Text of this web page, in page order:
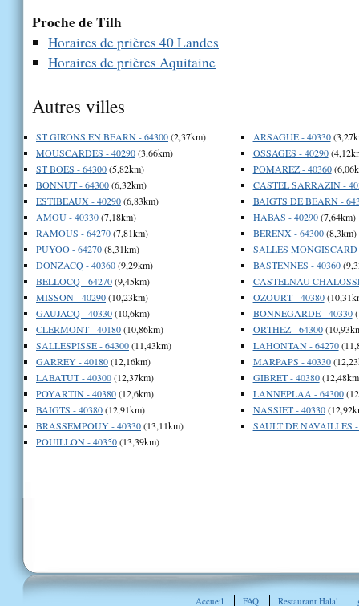
Proche de Tilh
Horaires de prières 40 Landes
Horaires de prières Aquitaine
Autres villes
ST GIRONS EN BEARN - 64300(2,37km)
MOUSCARDES - 40290(3,66km)
ST BOES - 64300(5,82km)
BONNUT - 64300(6,32km)
ESTIBEAUX - 40290(6,83km)
AMOU - 40330(7,18km)
RAMOUS - 64270(7,81km)
PUYOO - 64270(8,31km)
DONZACQ - 40360(9,29km)
BELLOCQ - 64270(9,45km)
MISSON - 40290(10,23km)
GAUJACQ - 40330(10,6km)
CLERMONT - 40180(10,86km)
SALLESPISSE - 64300(11,43km)
GARREY - 40180(12,16km)
LABATUT - 40300(12,37km)
POYARTIN - 40380(12,6km)
BAIGTS - 40380(12,91km)
BRASSEMPOUY - 40330(13,11km)
POUILLON - 40350(13,39km)
ARSAGUE - 40330
OSSAGES - 40290
POMAREZ - 40360
CASTEL SARRAZIN -
BAIGTS DE BEARN -
HABAS - 40290(7,64km)
BERENX - 64300(8,3km)
SALLES MONGISCARD
BASTENNES - 40360
CASTELNAU
OZOURT - 40380
BONNEGARDE - 40330
ORTHEZ - 64300
LAHONTAN - 64270
MARPAPS - 40330
GIBRET - 40380
LANNEPLAA - 64300
NASSIET - 40330
SAULT DE NAVAILLES -
Accueil FAQ Restaurant Halal